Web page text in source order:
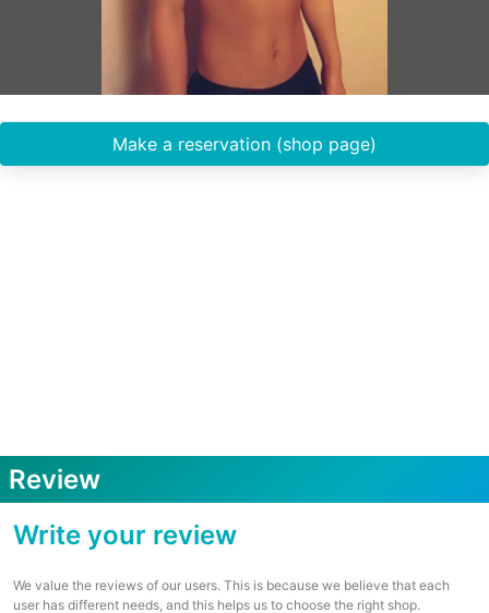
Make a reservation (shop page)
Review
Write your review
We value the reviews of our users. This is because we believe that each
user has different needs, and this helps us to choose the right shop.